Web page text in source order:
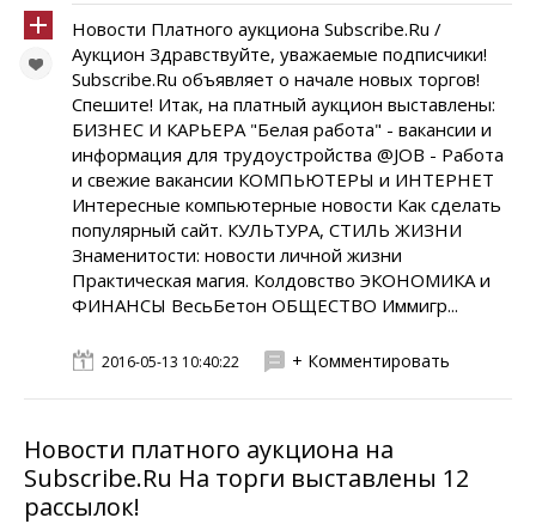
Новости Платного аукциона Subscribe.Ru /
Аукцион Здравствуйте, уважаемые подписчики!
Subscribe.Ru объявляет о начале новых торгов!
Спешите! Итак, на платный аукцион выставлены:
БИЗНЕС И КАРЬЕРА "Белая работа" - вакансии и
информация для трудоустройства @JOB - Работа
и свежие вакансии КОМПЬЮТЕРЫ и ИНТЕРНЕТ
Интересные компьютерные новости Как сделать
популярный сайт. КУЛЬТУРА, СТИЛЬ ЖИЗНИ
Знаменитости: новости личной жизни
Практическая магия. Колдовство ЭКОНОМИКА и
ФИНАНСЫ ВесьБетон ОБЩЕСТВО Иммигр...
2016-05-13 10:40:22 + Комментировать
Новости платного аукциона на
Subscribe.Ru На торги выставлены 12
рассылок!